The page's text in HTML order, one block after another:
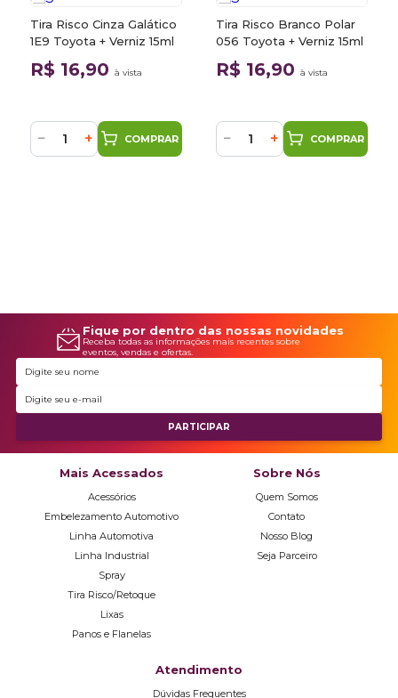
Tira Risco Cinza Galático
1E9 Toyota + Verniz 15ml
R$ 16,90 à vista
− + COMPRAR
Tira Risco Branco Polar
056 Toyota + Verniz 15ml
R$ 16,90 à vista
− + COMPRAR
Fique por dentro das nossas novidades
Receba todas as informações mais recentes sobre
eventos, vendas e ofertas.
Mais Acessados
Acessórios
Embelezamento Automotivo
Linha Automotiva
Linha Industrial
Spray
Tira Risco/Retoque
Lixas
Panos e Flanelas
Sobre Nós
Quem Somos
Contato
Nosso Blog
Seja Parceiro
Atendimento
Dúvidas Frequentes